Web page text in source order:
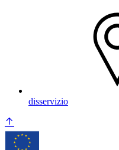
disservizio